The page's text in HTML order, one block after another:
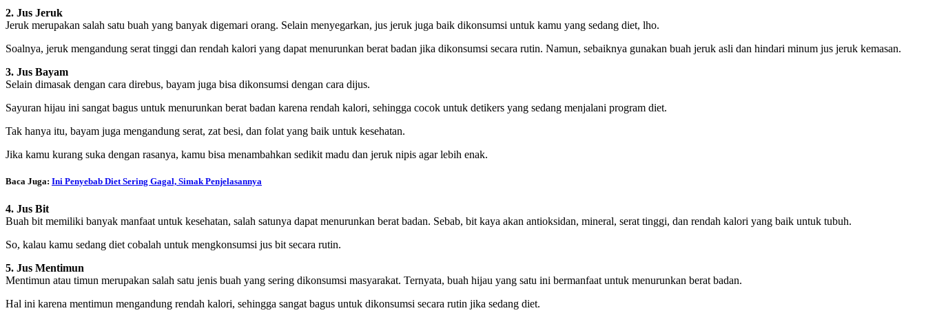
2. Jus Jeruk
Jeruk merupakan salah satu buah yang banyak digemari orang. Selain menyegarkan, jus jeruk juga baik dikonsumsi untuk kamu yang sedang diet, lho.
Soalnya, jeruk mengandung serat tinggi dan rendah kalori yang dapat menurunkan berat badan jika dikonsumsi secara rutin. Namun, sebaiknya gunakan buah jeruk asli dan hindari minum jus jeruk kemasan.
3. Jus Bayam
Selain dimasak dengan cara direbus, bayam juga bisa dikonsumsi dengan cara dijus.
Sayuran hijau ini sangat bagus untuk menurunkan berat badan karena rendah kalori, sehingga cocok untuk detikers yang sedang menjalani program diet.
Tak hanya itu, bayam juga mengandung serat, zat besi, dan folat yang baik untuk kesehatan.
Jika kamu kurang suka dengan rasanya, kamu bisa menambahkan sedikit madu dan jeruk nipis agar lebih enak.
Baca Juga: Ini Penyebab Diet Sering Gagal, Simak Penjelasannya
4. Jus Bit
Buah bit memiliki banyak manfaat untuk kesehatan, salah satunya dapat menurunkan berat badan. Sebab, bit kaya akan antioksidan, mineral, serat tinggi, dan rendah kalori yang baik untuk tubuh.
So, kalau kamu sedang diet cobalah untuk mengkonsumsi jus bit secara rutin.
5. Jus Mentimun
Mentimun atau timun merupakan salah satu jenis buah yang sering dikonsumsi masyarakat. Ternyata, buah hijau yang satu ini bermanfaat untuk menurunkan berat badan.
Hal ini karena mentimun mengandung rendah kalori, sehingga sangat bagus untuk dikonsumsi secara rutin jika sedang diet.